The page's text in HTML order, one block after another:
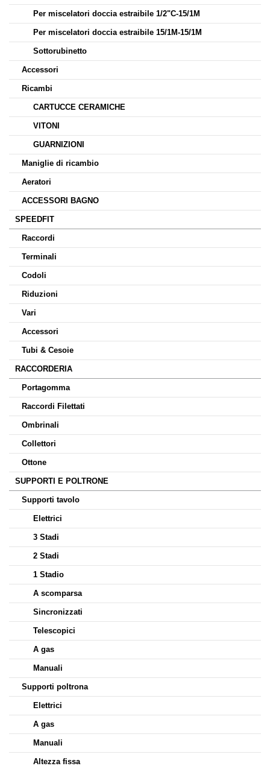
Per miscelatori doccia estraibile 1/2"C-15/1M
Per miscelatori doccia estraibile 15/1M-15/1M
Sottorubinetto
Accessori
Ricambi
CARTUCCE CERAMICHE
VITONI
GUARNIZIONI
Maniglie di ricambio
Aeratori
ACCESSORI BAGNO
SPEEDFIT
Raccordi
Terminali
Codoli
Riduzioni
Vari
Accessori
Tubi & Cesoie
RACCORDERIA
Portagomma
Raccordi Filettati
Ombrinali
Collettori
Ottone
SUPPORTI E POLTRONE
Supporti tavolo
Elettrici
3 Stadi
2 Stadi
1 Stadio
A scomparsa
Sincronizzati
Telescopici
A gas
Manuali
Supporti poltrona
Elettrici
A gas
Manuali
Altezza fissa